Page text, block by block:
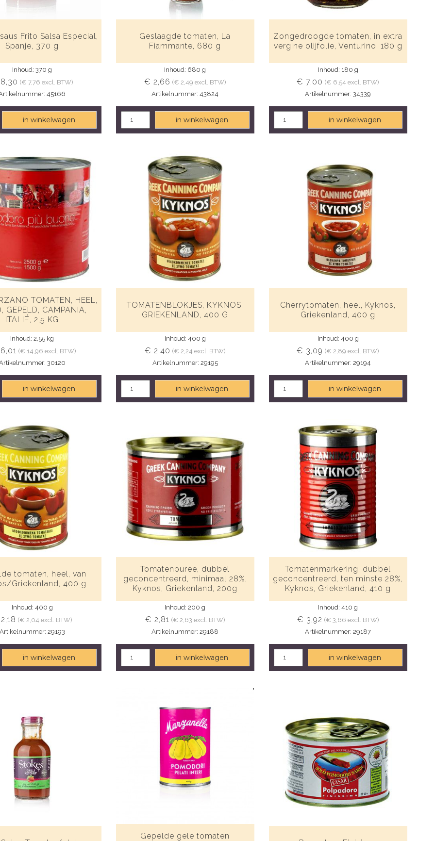
Frito Salsa Especial,
Spanje, 370 g
Inhoud: 370 g
(€ 7,76 excl. BTW)
45166
in winkelwagen
Geslaagde tomaten, La
Fiammante, 680 g
Inhoud: 680 g
€ 2,66 (€ 2,49 excl. BTW)
Artikelnummer: 43824
in winkelwagen
Zongedroogde tomaten, in extra
vergine olijfolie, Venturino, 180 g
Inhoud: 180 g
€ 7,00 (€ 6,54 excl. BTW)
Artikelnummer: 34339
in winkelwagen
TOMATEN, HEEL,
GEPELD, CAMPANIA,
ITALIË, 2,5 KG
Inhoud: 2,55 kg
(€ 14,96 excl. BTW)
30120
in winkelwagen
TOMATENBLOKJES, KYKNOS,
GRIEKENLAND, 400 G
Inhoud: 400 g
€ 2,40 (€ 2,24 excl. BTW)
Artikelnummer: 29195
in winkelwagen
Cherrytomaten, heel, Kyknos,
Griekenland, 400 g
Inhoud: 400 g
€ 3,09 (€ 2,89 excl. BTW)
Artikelnummer: 29194
in winkelwagen
tomaten, heel, van
Griekenland, 400 g
Inhoud: 400 g
(€ 2,04 excl. BTW)
29193
in winkelwagen
Tomatenpuree, dubbel
geconcentreerd, minimaal 28%,
Kyknos, Griekenland, 200g
Inhoud: 200 g
€ 2,81 (€ 2,63 excl. BTW)
Artikelnummer: 29188
in winkelwagen
Tomatenmarkering, dubbel
geconcentreerd, ten minste 28%,
Kyknos, Griekenland, 410 g
Inhoud: 410 g
€ 3,92 (€ 3,66 excl. BTW)
Artikelnummer: 29187
in winkelwagen
Gepelde gele tomaten